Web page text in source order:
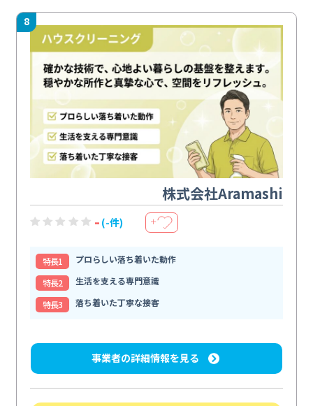
8
株式会社Aramashi
- (-件) ＋
特⻑1
プロらしい落ち着いた動作
特⻑2
生活を支える専門意識
特⻑3
落ち着いた丁寧な接客
事業者の詳細情報を見る